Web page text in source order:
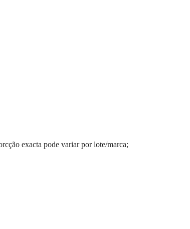
exacta pode variar por lote/marca;